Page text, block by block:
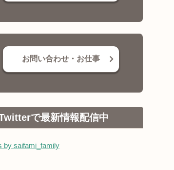
お問い合わせ・お仕事
で最新情報配信中
by saifami_family